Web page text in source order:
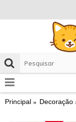
Principal Decoração